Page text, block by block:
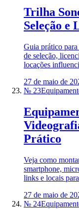
Trilha
Seleção e
Guia prático
de seleção,
locações
27 de maio de
№ 23
Prático
Veja como
smartphone,
links e locais
27 de maio de
№ 24